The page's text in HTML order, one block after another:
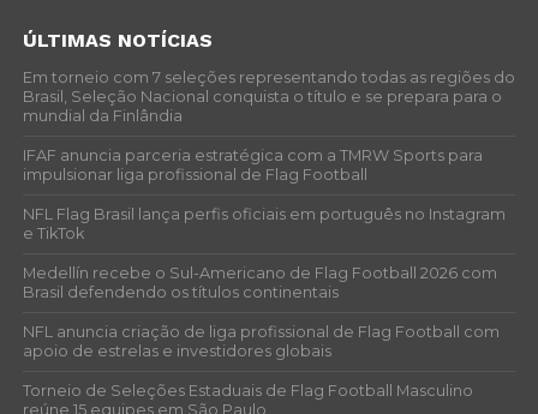
ÚLTIMAS NOTÍCIAS
Em torneio com 7 seleções representando todas as regiões do
Brasil, Seleção Nacional conquista o título e se prepara para o
mundial da Finlândia
IFAF anuncia parceria estratégica com a TMRW Sports para
impulsionar liga profissional de Flag Football
NFL Flag Brasil lança perfis oficiais em português no Instagram
e TikTok
Medellín recebe o Sul-Americano de Flag Football 2026 com
Brasil defendendo os títulos continentais
NFL anuncia criação de liga profissional de Flag Football com
apoio de estrelas e investidores globais
Torneio de Seleções Estaduais de Flag Football Masculino
reúne 15 equipes em São Paulo